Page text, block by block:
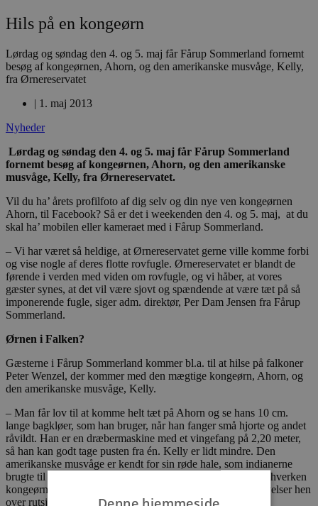
Hils på en kongeørn
Lørdag og søndag den 4. og 5. maj får Fårup Sommerland fornemt
besøg af kongeørnen, Ahorn, og den amerikanske musvåge, Kelly,
fra Ørnereservatet
| 1. maj 2013
Nyheder
Lørdag og søndag den 4. og 5. maj får Fårup Sommerland
fornemt besøg af kongeørnen, Ahorn, og den amerikanske
musvåge, Kelly, fra Ørnereservatet.
Vil du ha’ årets profilfoto af dig selv og din nye ven kongeørnen
Ahorn, til Facebook? Så er det i weekenden den 4. og 5. maj, at du
skal ha’ mobilen eller kameraet med i Fårup Sommerland.
– Vi har været så heldige, at Ørnereservatet gerne ville komme forbi
og vise nogle af deres flotte rovfugle. Ørnereservatet er blandt de
førende i verden med viden om rovfugle, og vi håber, at vores
gæster synes, at det vil være sjovt og spændende at være tæt på så
imponerende fugle, siger adm. direktør, Per Dam Jensen fra Fårup
Sommerland.
Ørnen i Falken?
Gæsterne i Fårup Sommerland kommer bl.a. til at hilse på falkoner
Peter Wenzel, der kommer med den mægtige kongeørn, Ahorn, og
den amerikanske musvåge, Kelly.
– Man får lov til at komme helt tæt på Ahorn og se hans 10 cm.
lange bagkløer, som han bruger, når han fanger små hjorte og andet
råvildt. Han er en dræbermaskine med et vingefang på 2,20 meter,
så han kan godt tage pusten fra én. Kelly er lidt mindre. Den
amerikanske musvåge er kendt for sin røde hale, som indianerne
brugte til deres fjerprydelser, fortæller Peter. Han tilføjer, at hverken
kongeørnen, Ahorn, eller musvågen, Kelly, vil lave flyveøvelser hen
over rutsjebanerne i Fårup Sommerland.
Denne hjemmeside